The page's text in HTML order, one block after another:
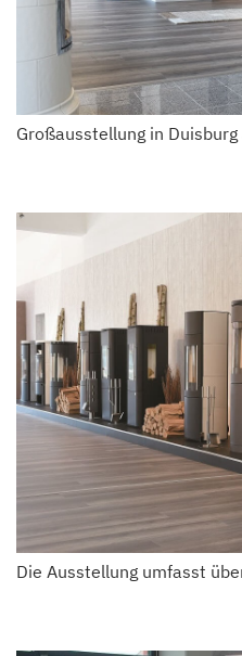
Großausstellung in
Die Ausstellung umfasst